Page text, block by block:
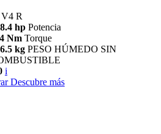
V4 R
hp Potencia
Nm Torque
kg PESO HÚMEDO SIN
i
Descubre más